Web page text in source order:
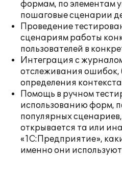
формам, по элементам
пошаговые сценарии
Проведение
сценариям работы
пользователей в
Интеграция с
отслеживания ошибок,
определения
Помощь в ручном
использованию форм,
популярных
открывается та или
«1С:Предприятие»,
именно они